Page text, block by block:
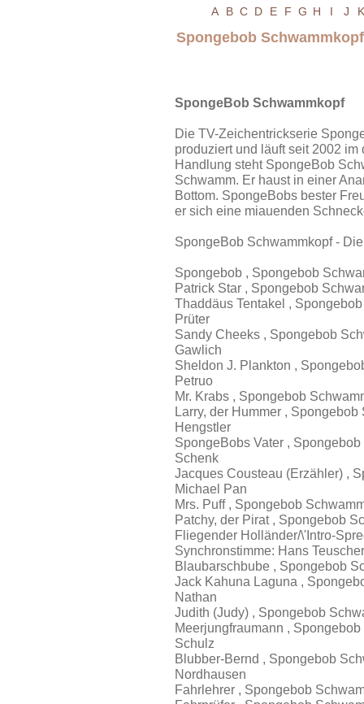
A B C D E F G H I J K
Spongebob
SpongeBob Schwammkopf
Die TV-Zeichentrickserie
produziert und läuft seit 2002
Handlung steht SpongeBob
Schwamm. Er haust in einer
Bottom. SpongeBobs bester
er sich eine miauenden
SpongeBob Schwammkopf -
Spongebob , Spongebob
Patrick Star , Spongebob
Thaddäus Tentakel ,
Prüter
Sandy Cheeks , Spongebob
Gawlich
Sheldon J. Plankton ,
Petruo
Mr. Krabs , Spongebob
Larry, der Hummer ,
Hengstler
SpongeBobs Vater ,
Schenk
Jacques Cousteau (Erzähler) ,
Michael Pan
Mrs. Puff , Spongebob
Patchy, der Pirat , Spongebob
Fliegender Holländer/\'Intro-
Synchronstimme: Hans Teuscher
Blaubarschbube , Spongebob
Jack Kahuna Laguna ,
Nathan
Judith (Judy) , Spongebob
Meerjungfraumann ,
Schulz
Blubber-Bernd , Spongebob
Nordhausen
Fahrlehrer , Spongebob